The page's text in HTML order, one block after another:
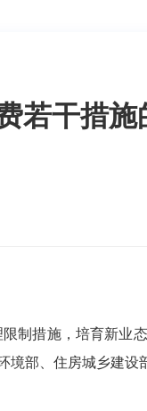
若干措施
制措施，培育新业
部、住房城乡建设